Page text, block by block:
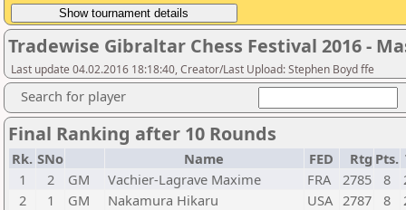
Tradewise Gibraltar Chess Festival 2016 -
Last update 04.02.2016 18:18:40, Creator/Last Upload: Stephen Boyd ffe
Search for player
Final Ranking after 10 Rounds
Rk. SNo Name FED Rtg Pts.
1
2 GM Vachier-Lagrave Maxime FRA 2785 8
2
1 GM Nakamura Hikaru USA 2787 8